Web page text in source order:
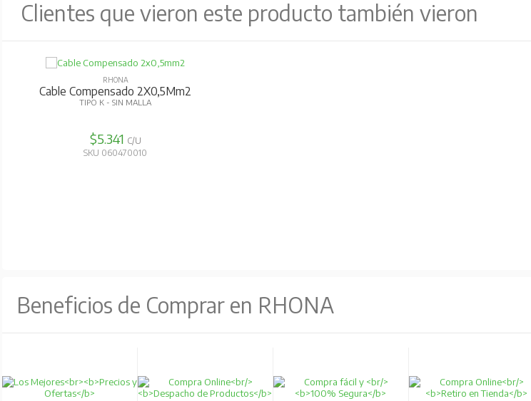
Clientes que vieron este producto también vieron
RHONA
Cable Compensado 2X0,5Mm2
TIPO K - SIN MALLA
$5.341 C/U
SKU 060470010
Beneficios de Comprar en RHONA